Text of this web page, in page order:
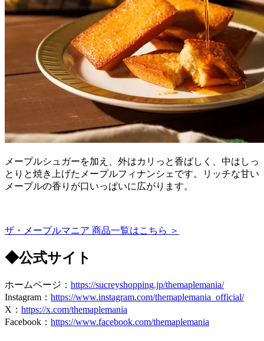
メープルシュガーを加え、外はカリっと香ばしく、中はしっ
とりと焼き上げたメープルフィナンシェです。リッチな甘い
メープルの香りが口いっぱいに広がります。
ザ・メープルマニア 商品一覧はこちら ＞
◆公式サイト
ホームページ： https://sucreyshopping.jp/themaplemania/
Instagram： https://www.instagram.com/themaplemania_official/
X： https://x.com/themaplemania
Facebook： https://www.facebook.com/themaplemania